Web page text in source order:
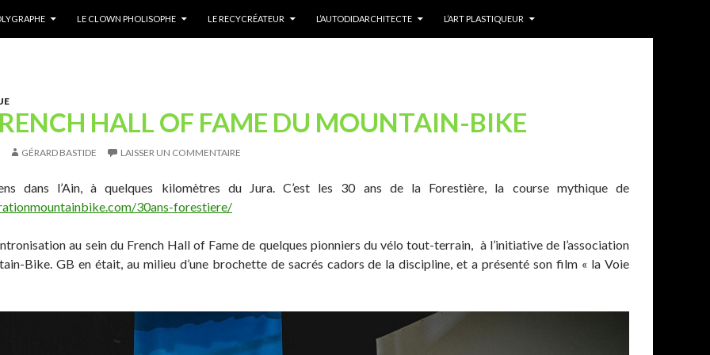
LE CLOWN PHOLISOPHE LE RECYCRÉATEUR L’AUTODIDARCHITECTE L’ART PLASTIQUEUR
HALL OF FAME DU MOUNTAIN-BIKE
GÉRARD BASTIDE LAISSER UN COMMENTAIRE
dans l’Ain, à quelques kilomètres du Jura. C’est les 30 ans de la Forestière, la course mythique de
30ans-forestiere/
au sein du French Hall of Fame de quelques pionniers du vélo tout-terrain, à l’initiative de l’association
Bike. GB en était, au milieu d’une brochette de sacrés cadors de la discipline, et a présenté son film « la Voie